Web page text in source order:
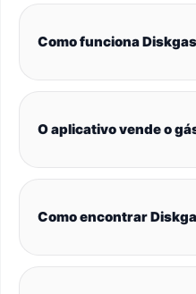
Como funciona
O aplicativo vende o
Como encontrar